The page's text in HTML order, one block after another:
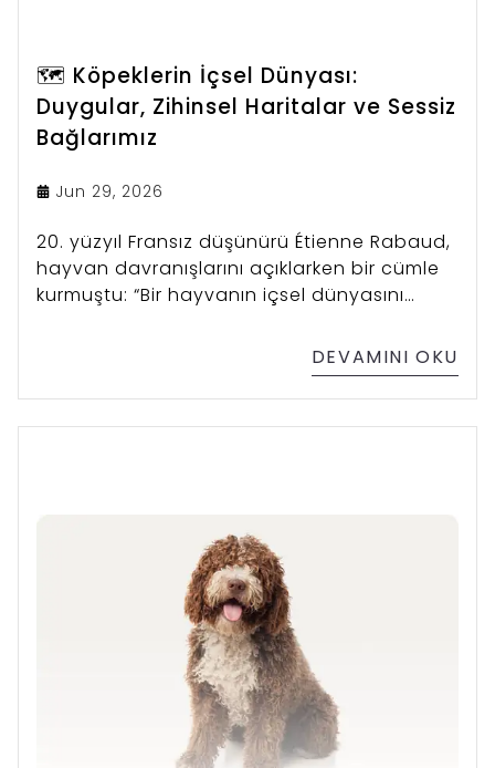
🗺️ Köpeklerin İçsel Dünyası:
Duygular, Zihinsel Haritalar ve Sessiz
Bağlarımız
Jun 29, 2026
20. yüzyıl Fransız düşünürü Étienne Rabaud,
hayvan davranışlarını açıklarken bir cümle
kurmuştu: “Bir hayvanın içsel dünyasını
DEVAMINI OKU